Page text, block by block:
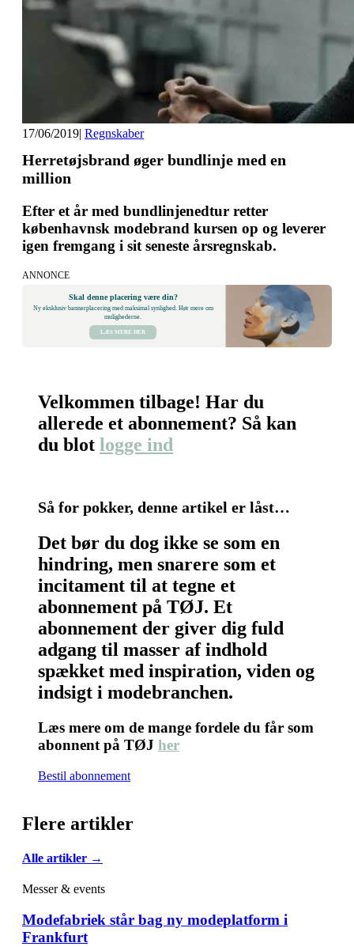
17/06/2019| Regnskaber
Herretøjsbrand øger bundlinje med en
million
Efter et år med bundlinjenedtur retter
københavnsk modebrand kursen op og leverer
igen fremgang i sit seneste årsregnskab.
ANNONCE
Skal denne placering være din?
Ny eksklusiv bannerplacering med maksimal synlighed. Hør mere om
mulighederne.
LÆS MERE HER
Velkommen tilbage! Har du
allerede et abonnement? Så kan
du blot logge ind
Så for pokker, denne artikel er låst…
Det bør du dog ikke se som en
hindring, men snarere som et
incitament til at tegne et
abonnement på TØJ. Et
abonnement der giver dig fuld
adgang til masser af indhold
spækket med inspiration, viden og
indsigt i modebranchen.
Læs mere om de mange fordele du får som
abonnent på TØJ her
Bestil abonnement
Flere artikler
Alle artikler →
Messer & events
Modefabriek står bag ny modeplatform i
Frankfurt